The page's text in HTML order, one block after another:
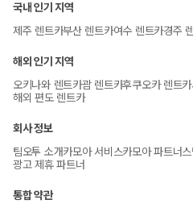
국내 인기 지역
제주 렌트카부산 렌트카여수 렌트카경주
해외 인기 지역
오키나와 렌트카괌 렌트카후쿠오카 렌트카
해외 편도 렌트카
회사 정보
팀오투 소개카모아 서비스카모아 파트너스
광고 제휴 파트너
통합 약관